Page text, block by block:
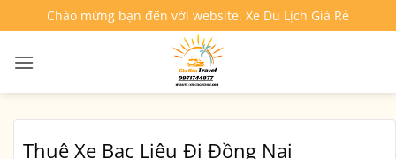
qua
nội
Chào mừng bạn đến với website. Xe Du Lịch Giá Rẻ
Thuê Xe Bạc Liêu Đi Đồng Nai